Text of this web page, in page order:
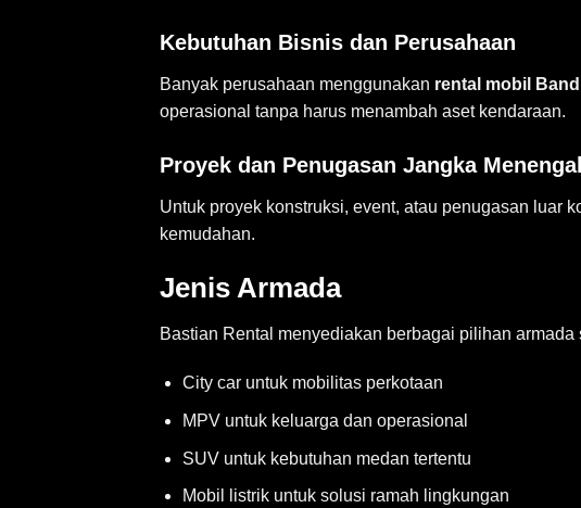
Kebutuhan Bisnis dan Perusahaan
Banyak perusahaan menggunakan rental mobil
operasional tanpa harus menambah aset kendaraan.
Proyek dan Penugasan Jangka
Untuk proyek konstruksi, event, atau penugasan luar
kemudahan.
Jenis Armada
Bastian Rental menyediakan berbagai pilihan
City car untuk mobilitas perkotaan
MPV untuk keluarga dan operasional
SUV untuk kebutuhan medan tertentu
Mobil listrik untuk solusi ramah lingkungan